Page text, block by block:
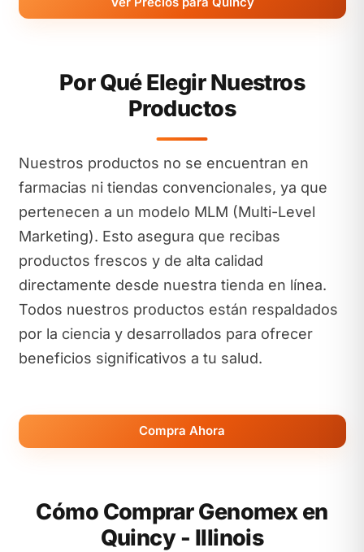
Por Qué Elegir Nuestros
Productos
Nuestros productos no se encuentran en
farmacias ni tiendas convencionales, ya que
pertenecen a un modelo MLM (Multi-Level
Marketing). Esto asegura que recibas
productos frescos y de alta calidad
directamente desde nuestra tienda en línea.
Todos nuestros productos están respaldados
por la ciencia y desarrollados para ofrecer
beneficios significativos a tu salud.
Compra Ahora
Cómo Comprar Genomex en
Quincy - Illinois